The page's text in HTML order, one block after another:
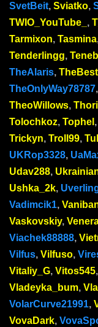
SvetBeit, Sviatko,
TWIO_YouTube_ ,
Tarmixon, Tasmina
Tenderlingg,
TheAlaris,
TheOnlyWay78787,
TheoWillows,
Tolochkoz, Tophel ,
Trickyn, Troll99,
UKRop3328,
Udav288,
Ushka_2k,
Vadimcik1,
Vaskovskiy,
Viachek88888,
Vilfus, Vilfuso,
Vitaliy_G, Vitos545,
Vladeyka_bum,
VolarCurve21991,
VovaDark,